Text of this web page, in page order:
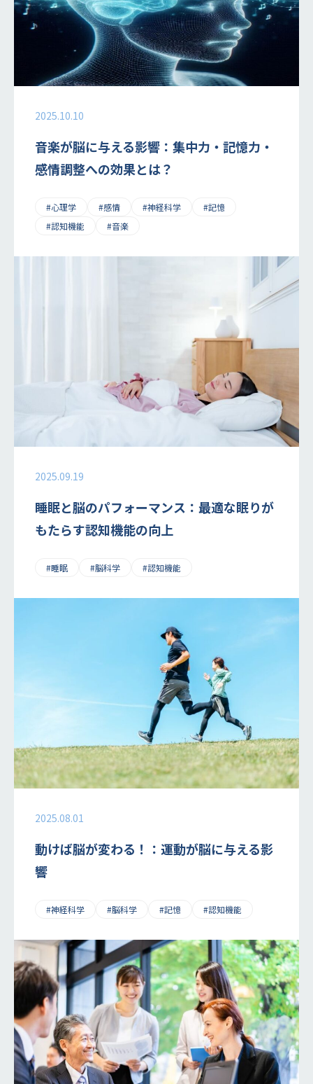
2025.10.10
音楽が脳に与える影響：集中力・記憶力・
感情調整への効果とは？
#心理学 #感情 #神経科学
#記憶
#認知機能
#音楽
2025.09.19
睡眠と脳のパフォーマンス：最適な眠りが
もたらす認知機能の向上
#睡眠 #脳科学 #認知機能
2025.08.01
動けば脳が変わる！：運動が脳に与える影
響
#神経科学 #脳科学 #記憶 #認知機能